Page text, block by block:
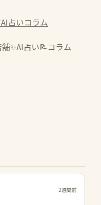
AI占いコラム
✨AI占い📝コラム
2週間前